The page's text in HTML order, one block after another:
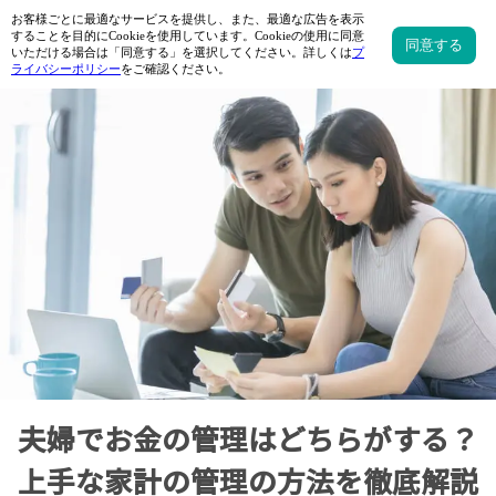
夫婦でお金の管理はどちらがする？
上手な家計の管理の方法を徹底解説